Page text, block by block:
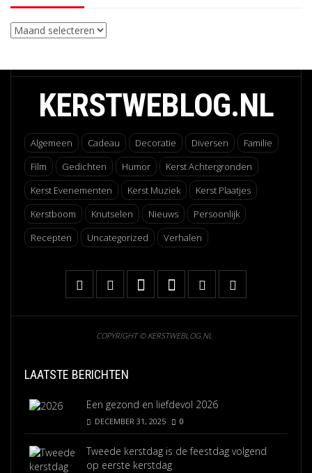
Archieven
KERSTWEBLOG.NL
Algemeen Cadeau Decoratie Diversen
Familie
Film
Gedichten Humor
Kerst Achtergronden
Kerst Evenementen
Kerst Muziek
Kerst Plaatjes
Kerstboom
Knutselen Nieuws
Persoonlijk
Recepten
Uncategorized Verhalen
COPYRIGHT © KERSTWEBLOG.NL
LAATSTE BERICHTEN
Een gezond en liefdevol 2026
DECEMBER 31, 2025 0
Tweede kerstdag is de feestdag volgend
op eerste kerstdag